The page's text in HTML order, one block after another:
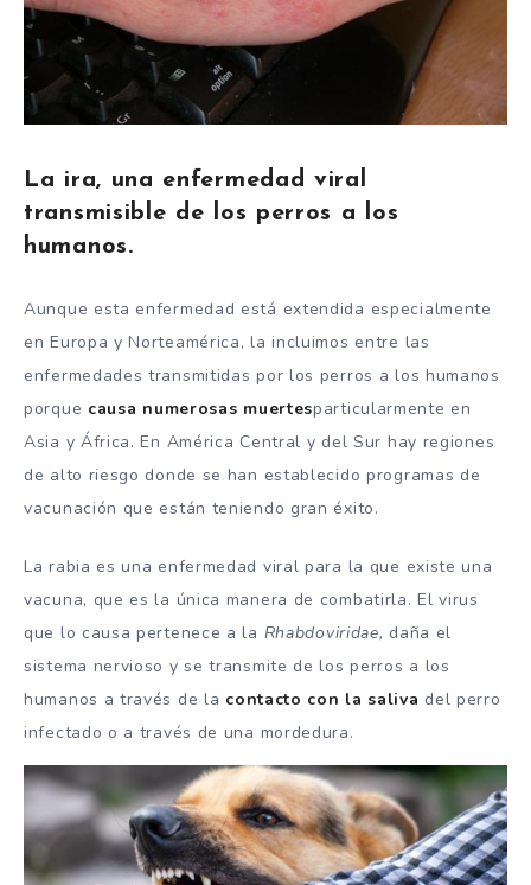
La ira, una enfermedad viral
transmisible de los perros a los
humanos.
Aunque esta enfermedad está extendida especialmente
en Europa y Norteamérica, la incluimos entre las
enfermedades transmitidas por los perros a los humanos
porque causa numerosas muertesparticularmente en
Asia y África. En América Central y del Sur hay regiones
de alto riesgo donde se han establecido programas de
vacunación que están teniendo gran éxito.
La rabia es una enfermedad viral para la que existe una
vacuna, que es la única manera de combatirla. El virus
que lo causa pertenece a la Rhabdoviridae, daña el
sistema nervioso y se transmite de los perros a los
humanos a través de la contacto con la saliva del perro
infectado o a través de una mordedura.